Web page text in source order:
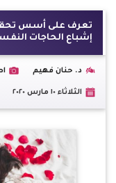
تعرف على أسس
إشباع الحاجات
د. حنان فهيم
الثلاثاء ١٠ مارس ٢٠٢٠